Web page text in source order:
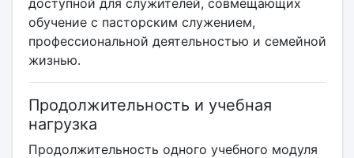
доступной для служителей, совмещающих
обучение с пасторским служением,
профессиональной деятельностью и семейной
жизнью.
Продолжительность и учебная
нагрузка
Продолжительность одного учебного модуля